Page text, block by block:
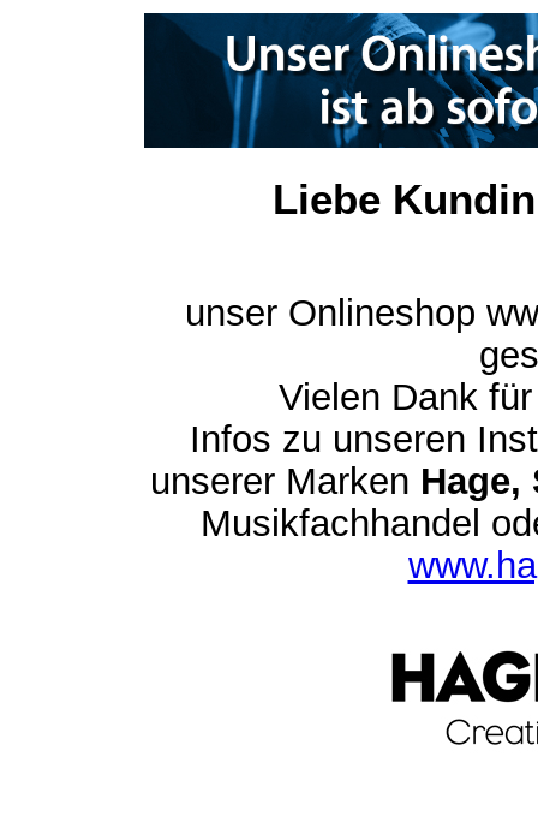
Liebe
unser Onlineshop
Vielen Dank
Infos zu unseren
unserer Marken Hage,
Musikfachhandel